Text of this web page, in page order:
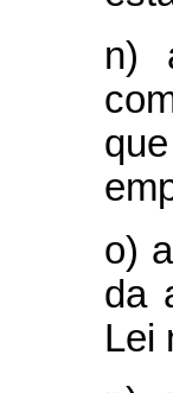
n)
o)
da
Lei